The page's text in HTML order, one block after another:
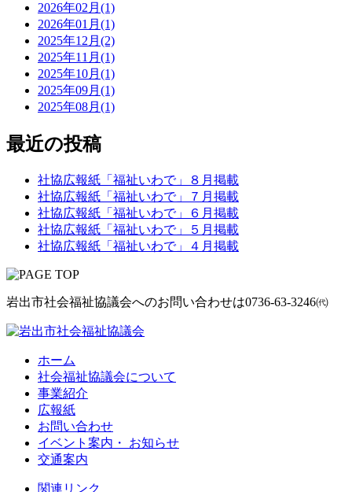
2026年02月(1)
2026年01月(1)
2025年12月(2)
2025年11月(1)
2025年10月(1)
2025年09月(1)
2025年08月(1)
最近の投稿
社協広報紙「福祉いわで」８月掲載
社協広報紙「福祉いわで」７月掲載
社協広報紙「福祉いわで」６月掲載
社協広報紙「福祉いわで」５月掲載
社協広報紙「福祉いわで」４月掲載
岩出市社会福祉協議会へのお問い合わせは0736-63-3246㈹
ホーム
社会福祉協議会について
事業紹介
広報紙
お問い合わせ
イベント案内・ お知らせ
交通案内
関連リンク